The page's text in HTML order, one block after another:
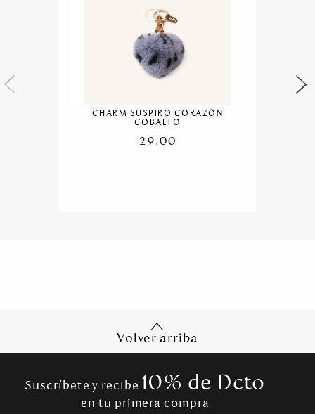
CHARM SUSPIRO CORAZÓN
COBALTO
29.00
Volver arriba
Suscríbete y recibe 10% de Dcto
en tu primera compra